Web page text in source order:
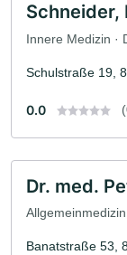
Schneider,
Innere Medizin ·
Schulstraße 19,
0.0
Dr. med.
Allgemeinmedizin
Banatstraße 53,